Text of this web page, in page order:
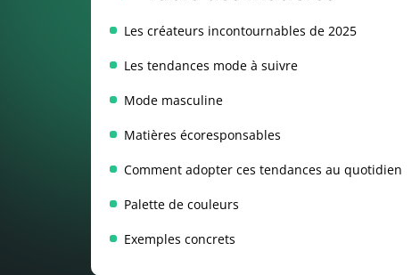
Les créateurs incontournables de 2025
Les tendances mode à suivre
Mode masculine
Matières écoresponsables
Comment adopter ces tendances au quotidien
Palette de couleurs
Exemples concrets